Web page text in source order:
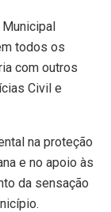
Municipal
todos os
com outros
Civil e
na proteção
e no apoio às
da sensação